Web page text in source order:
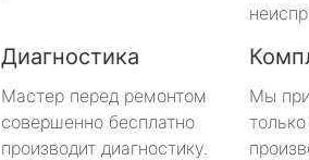
Диагностика
Мастер перед ремонтом
совершенно бесплатно
производит диагностику.
Мы